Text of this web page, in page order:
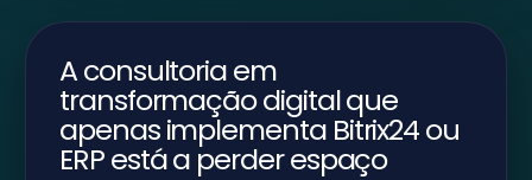
A consultoria em
transformação digital que
apenas implementa Bitrix24 ou
ERP está a perder espaço